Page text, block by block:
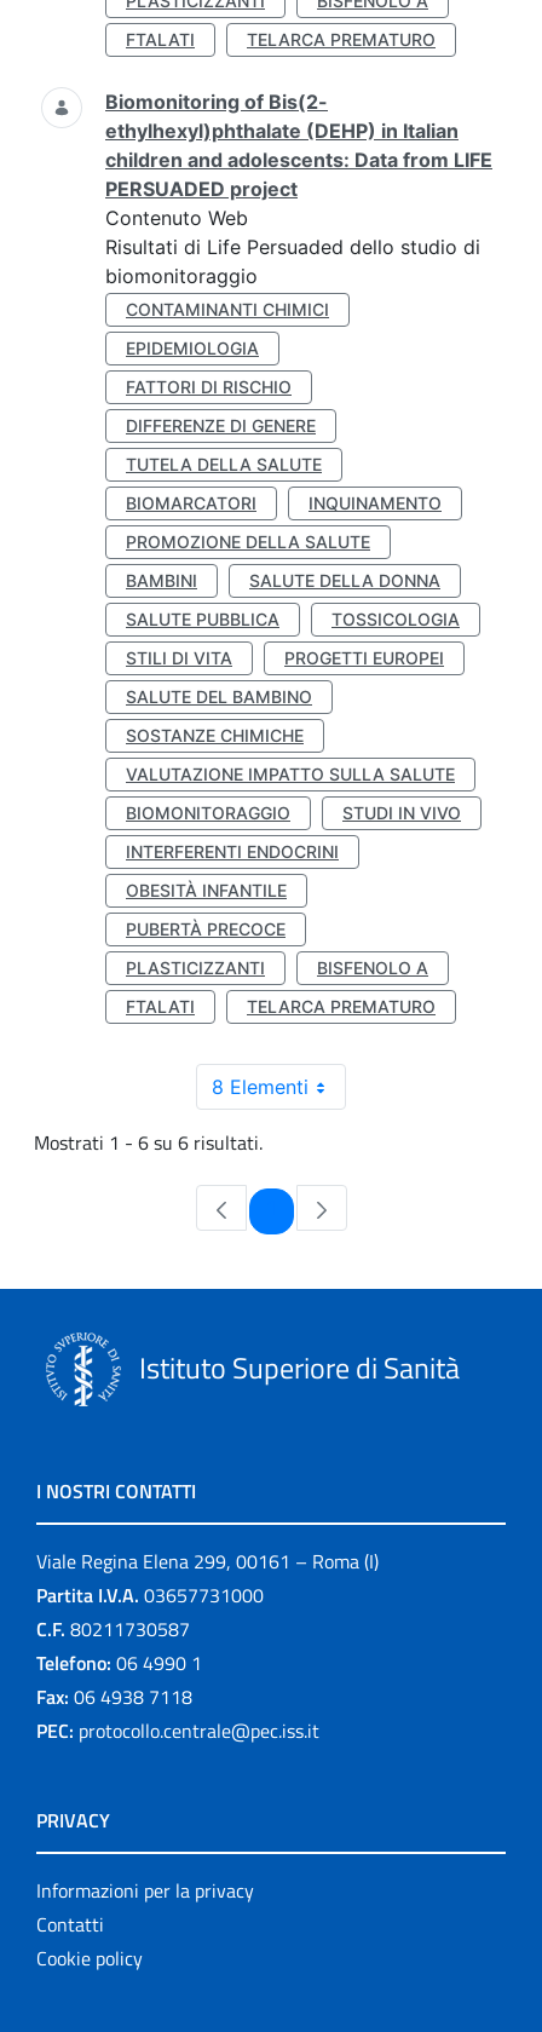
FTALATI
TELARCA PREMATURO
Biomonitoring of Bis(2-
ethylhexyl)phthalate (DEHP) in Italian
children and adolescents: Data from LIFE
PERSUADED project
Contenuto Web
Risultati di Life Persuaded dello studio di
biomonitoraggio
CONTAMINANTI CHIMICI
EPIDEMIOLOGIA
FATTORI DI RISCHIO
DIFFERENZE DI GENERE
TUTELA DELLA SALUTE
BIOMARCATORI
INQUINAMENTO
PROMOZIONE DELLA SALUTE
BAMBINI
SALUTE DELLA DONNA
SALUTE PUBBLICA
TOSSICOLOGIA
STILI DI VITA
PROGETTI EUROPEI
SALUTE DEL BAMBINO
SOSTANZE CHIMICHE
VALUTAZIONE IMPATTO SULLA SALUTE
BIOMONITORAGGIO
STUDI IN VIVO
INTERFERENTI ENDOCRINI
OBESITÀ INFANTILE
PUBERTÀ PRECOCE
PLASTICIZZANTI
BISFENOLO A
FTALATI
TELARCA PREMATURO
8 Elementi
Mostrati 1 - 6 su 6 risultati.
Pagina
Istituto Superiore di Sanità
I NOSTRI CONTATTI
Viale Regina Elena 299, 00161 – Roma (I)
Partita I.V.A. 03657731000
C.F. 80211730587
Telefono: 06 4990 1
Fax: 06 4938 7118
PEC: protocollo.centrale@pec.iss.it
PRIVACY
Informazioni per la privacy
Contatti
Cookie policy